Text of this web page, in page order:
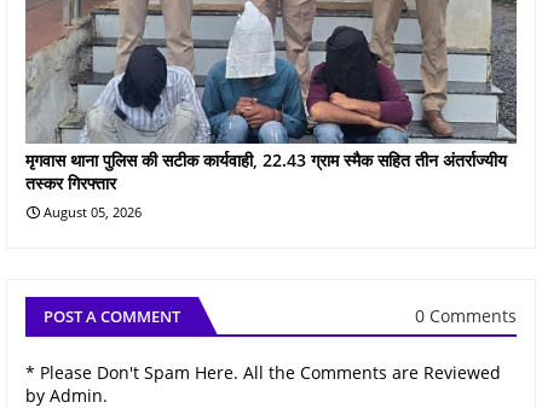
मृगवास थाना पुलिस की सटीक कार्यवाही, 22.43 ग्राम स्मैक सहित तीन अंतर्राज्यीय
तस्कर गिरफ्तार
August 05, 2026
POST A COMMENT 0 Comments
* Please Don't Spam Here. All the Comments are Reviewed
by Admin.